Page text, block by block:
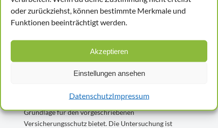
oder zurückziehst, können bestimmte Merkmale und
Funktionen beeinträchtigt werden.
Akzeptieren
Einstellungen ansehen
DatenschutzImpressum
Arbeitsplatz vermindern. Denn nur, wer die geforderten
gesundheitlichen Voraussetzungen erfüllt, darf Arbeiten
Arbeitgeber werden hiermit auch die
Die G 41 ist demnach eine sehr sorgfältige
Sicherheit am Arbeitsplatz dient und Arbeitgebern die
Grundlage für den vorgeschriebenen
Versicherungsschutz bietet. Die Untersuchung ist